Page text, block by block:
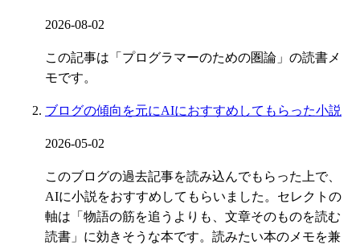
2026-08-02
この記事は「プログラマーのための圏論」の読書メ
モです。
ブログの傾向を元にAIにおすすめしてもらった小説
2026-05-02
このブログの過去記事を読み込んでもらった上で、
AIに小説をおすすめしてもらいました。セレクトの
軸は「物語の筋を追うよりも、文章そのものを読む
読書」に効きそうな本です。読みたい本のメモを兼